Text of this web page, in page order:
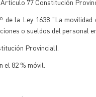
77 Constitución
la Ley 1638 "La
o sueldos del personal
Provincial).
82 % móvil.